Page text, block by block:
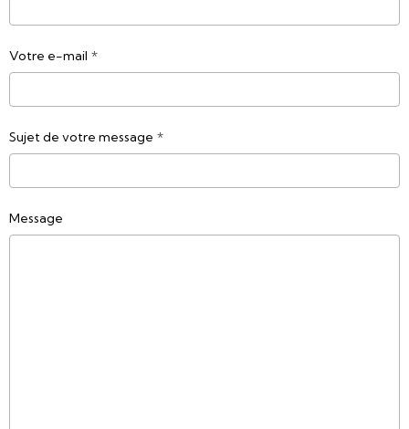
Votre e-mail
Sujet de votre message
Message